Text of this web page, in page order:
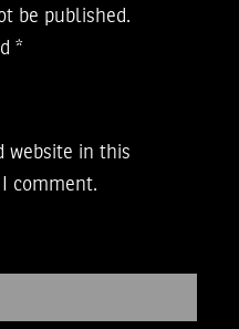
be published.
*
website in this
comment.